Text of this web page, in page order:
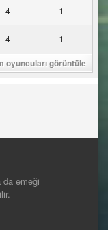
4 1
4 1
oyuncuları görüntüle
da emeği